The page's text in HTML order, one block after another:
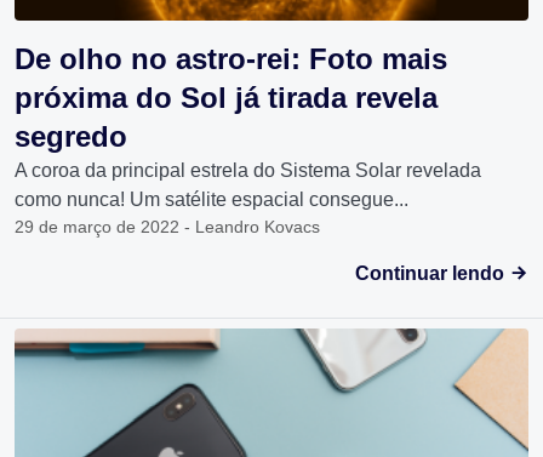
De olho no astro-rei: Foto mais
próxima do Sol já tirada revela
segredo
A coroa da principal estrela do Sistema Solar revelada
como nunca! Um satélite espacial consegue...
29 de março de 2022 - Leandro Kovacs
Continuar lendo